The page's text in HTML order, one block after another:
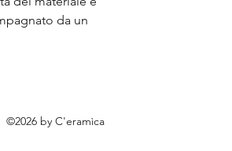
da un
©2026 by C'eramìca